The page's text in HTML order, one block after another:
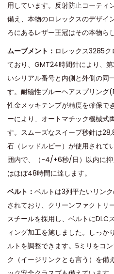
用しています。反射防止コーティ
備え、本物のロレックスのデザイ
ろにあるレザー王冠はその本物ら
ムーブメント： ロレックス3285
ており、GMT24時間針により、
いシリアル番号と内側と外側の同
す。耐磁性ブルーヘアスプリン
性金メッキテンプが精度を確保で
ーにより、オートマチック機械式
す。スムーズなスイープ秒針は
石（レッドルビー）が使用されて
囲内で、（-4/+6秒/日）以内に抑
はほぼ48時間に達します。
ベルト： ベルトは3列平たいリン
されており、クリーンファクトリ
スチールを採用し、ベルトにDLC
ィング加工を施しました。しっか
ルトを調整できます。5ミリをコ
ク（イージリンクとも言う）を備